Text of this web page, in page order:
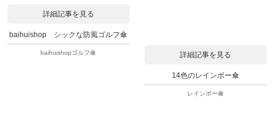
詳細記事を見る
baihuishop シックな防風ゴルフ傘
baihuishopゴルフ傘 詳細記事を見る
14色のレインボー傘
レインボー傘